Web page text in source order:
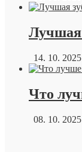
Лучшая
14. 10. 2025
Что
08. 10. 2025